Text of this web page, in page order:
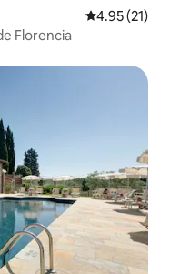
Calificación
4.95 (21)
Florencia